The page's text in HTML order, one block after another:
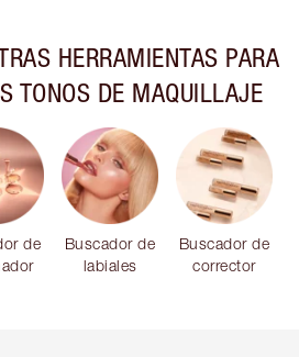
HERRAMIENTAS PARA
TONOS DE MAQUILLAJE
de
Buscador de
labiales
Buscador de
corrector